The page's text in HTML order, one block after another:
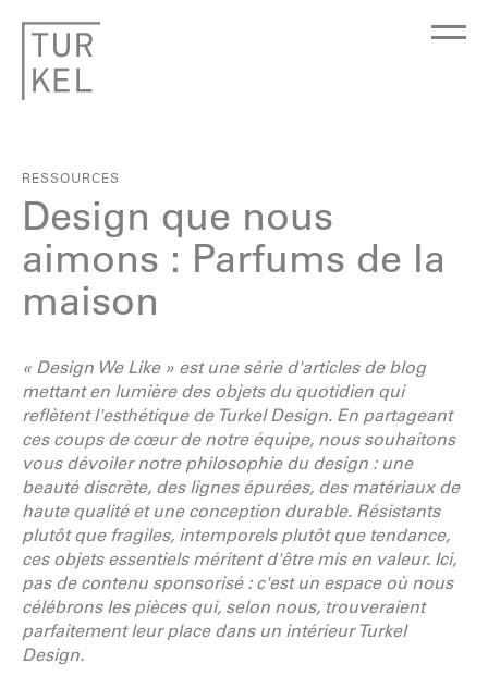
RESSOURCES
Design que nous
aimons : Parfums de la
maison
« Design We Like » est une série d'articles de blog
mettant en lumière des objets du quotidien qui
reflètent l'esthétique de Turkel Design. En partageant
ces coups de cœur de notre équipe, nous souhaitons
vous dévoiler notre philosophie du design : une
beauté discrète, des lignes épurées, des matériaux de
haute qualité et une conception durable. Résistants
plutôt que fragiles, intemporels plutôt que tendance,
ces objets essentiels méritent d'être mis en valeur. Ici,
pas de contenu sponsorisé : c'est un espace où nous
célébrons les pièces qui, selon nous, trouveraient
parfaitement leur place dans un intérieur Turkel
Design.